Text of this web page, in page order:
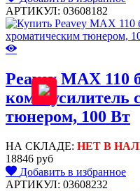
АРТИКУЛ: 03608182
Peavey MAX 110
комбоусилитель
тюнером, 100 Вт
НА СКЛАДЕ: НЕТ В
18846 руб
Добавить в избранное
АРТИКУЛ: 03608232